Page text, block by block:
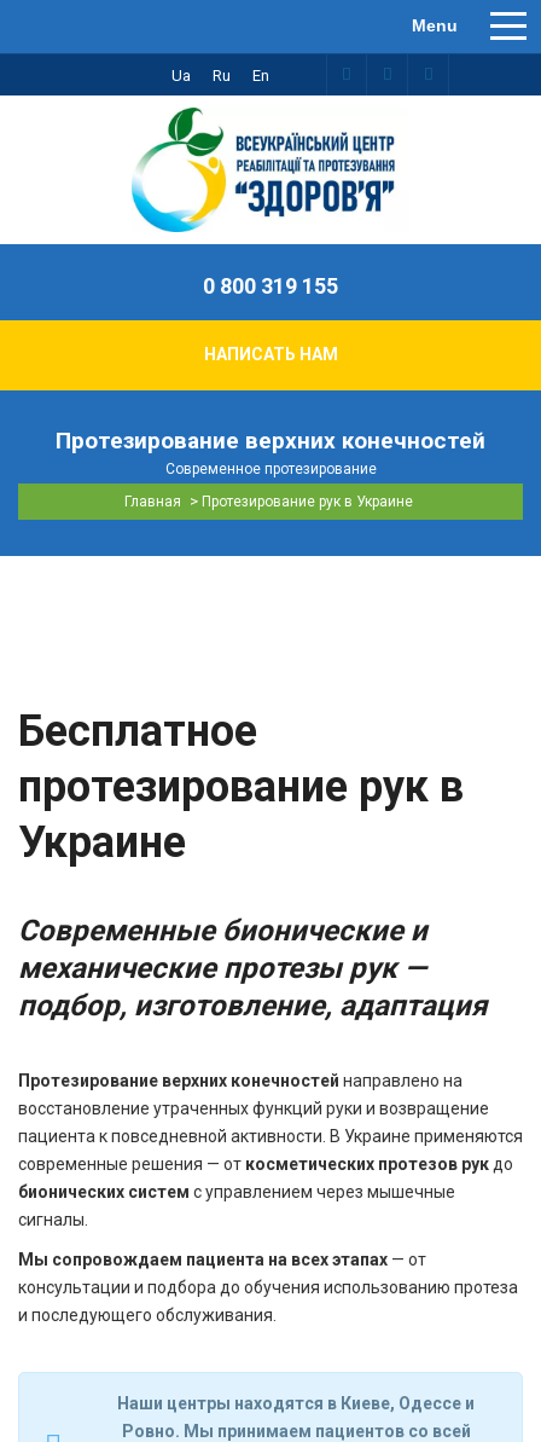
Ua Ru En
0 800 319 155
НАПИСАТЬ НАМ
Протезирование верхних конечностей
Современное протезирование
Главная
> Протезирование рук в Украине
Бесплатное
протезирование рук в
Украине
Современные бионические и
механические протезы рук —
подбор, изготовление, адаптация
Протезирование верхних конечностей направлено на
восстановление утраченных функций руки и возвращение
пациента к повседневной активности. В Украине применяются
современные решения — от косметических протезов рук до
бионических систем с управлением через мышечные
сигналы.
Мы сопровождаем пациента на всех этапах — от
консультации и подбора до обучения использованию протеза
и последующего обслуживания.
Наши центры находятся в Киеве, Одессе и
Ровно. Мы принимаем пациентов со всей